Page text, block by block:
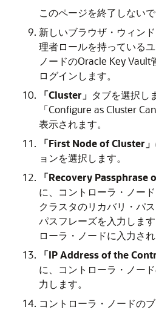
このページを終了しないで
新しいブラウザ・ウィン
理者ロールを持っている
ノードのOracle Key Vault
ログインします。
「Cluster」 タブを選択し
「Configure as Cluster
表示されます。
「First Node of Cluster」
ョンを選択します。
「Recovery Passphrase
に、コントローラ・ノー
クラスタのリカバリ・パ
パスフレーズを入力しま
ローラ・ノードに入力さ
「IP Address of the
に、コントローラ・ノー
力します。
コントローラ・ノードの